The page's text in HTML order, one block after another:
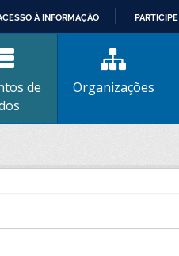
À INFORMAÇÃO PARTICIPE
de
Organizações